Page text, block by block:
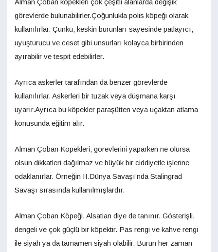
Alman Çoban köpekleri çok çeşitli alanlarda değişik
görevlerde bulunabilirler.Çoğunlukla polis köpeği olarak
kullanılırlar. Çünkü, keskin burunları sayesinde patlayıcı,
uyuşturucu ve ceset gibi unsurları kolayca birbirinden
ayırabilir ve tespit edebilirler.
Ayrıca askerler tarafından da benzer görevlerde
kullanılırlar. Askerleri bir tuzak veya düşmana karşı
uyarır.Ayrıca bu köpekler paraşütten veya uçaktan atlama
konusunda eğitim alır.
Alman Çoban Köpekleri, görevlerini yaparken ne olursa
olsun dikkatleri dağılmaz ve büyük bir ciddiyetle işlerine
odaklanırlar. Örneğin II.Dünya Savaşı’nda Stalingrad
Savaşı sırasında kullanılmışlardır.
Alman Çoban Köpeği, Alsatian diye de tanınır. Gösterişli,
dengeli ve çok güçlü bir köpektir. Pas rengi ve kahve rengi
ile siyah ya da tamamen siyah olabilir. Burun her zaman